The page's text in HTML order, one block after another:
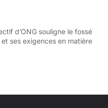
d’ONG souligne le fossé
ses exigences en matière